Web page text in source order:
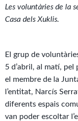
Les voluntàries de la
Casa dels Xuklis.
El grup de
5 d’abril, al matí, pel
el membre de la
l’entitat, Narcís
diferents espais
van poder escoltar